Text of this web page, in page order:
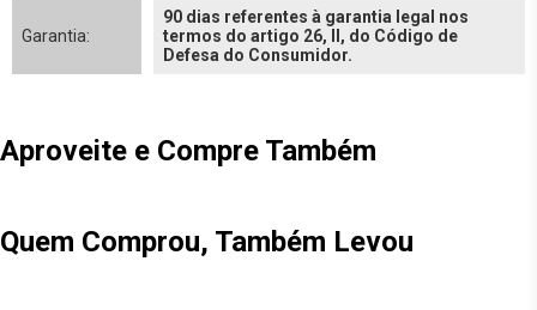
Garantia:
90 dias referentes à garantia legal nos
termos do artigo 26, II, do Código de
Defesa do Consumidor.
Aproveite e Compre Também
Quem Comprou, Também Levou